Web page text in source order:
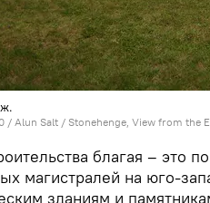
/ Alun Salt / Stonehenge, View from the
благая – это
магистралей на юго-
зданиям и